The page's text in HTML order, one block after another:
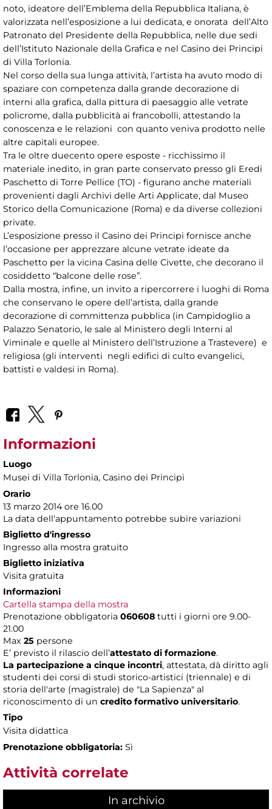
noto, ideatore dell’Emblema della Repubblica Italiana, è
valorizzata nell’esposizione a lui dedicata, e onorata dell’Alto
Patronato del Presidente della Repubblica, nelle due sedi
dell’Istituto Nazionale della Grafica e nel Casino dei Principi
di Villa Torlonia.
Nel corso della sua lunga attività, l’artista ha avuto modo di
spaziare con competenza dalla grande decorazione di
interni alla grafica, dalla pittura di paesaggio alle vetrate
policrome, dalla pubblicità ai francobolli, attestando la
conoscenza e le relazioni con quanto veniva prodotto nelle
altre capitali europee.
Tra le oltre duecento opere esposte - ricchissimo il
materiale inedito, in gran parte conservato presso gli Eredi
Paschetto di Torre Pellice (TO) - figurano anche materiali
provenienti dagli Archivi delle Arti Applicate, dal Museo
Storico della Comunicazione (Roma) e da diverse collezioni
private.
L’esposizione presso il Casino dei Principi fornisce anche
l’occasione per apprezzare alcune vetrate ideate da
Paschetto per la vicina Casina delle Civette, che decorano il
cosiddetto “balcone delle rose”.
Dalla mostra, infine, un invito a ripercorrere i luoghi di Roma
che conservano le opere dell’artista, dalla grande
decorazione di committenza pubblica (in Campidoglio a
Palazzo Senatorio, le sale al Ministero degli Interni al
Viminale e quelle al Ministero dell’Istruzione a Trastevere) e
religiosa (gli interventi negli edifici di culto evangelici,
battisti e valdesi in Roma).
Informazioni
Luogo
Musei di Villa Torlonia, Casino dei Principi
Orario
13 marzo 2014 ore 16.00
La data dell'appuntamento potrebbe subire variazioni
Biglietto d'ingresso
Ingresso alla mostra gratuito
Biglietto iniziativa
Visita gratuita
Informazioni
Cartella stampa della mostra
Prenotazione obbligatoria 060608 tutti i giorni ore 9.00-
21.00
Max 25 persone
E’ previsto il rilascio dell’attestato di formazione.
La partecipazione a cinque incontri, attestata, dà diritto agli
studenti dei corsi di studi storico-artistici (triennale) e di
storia dell'arte (magistrale) de "La Sapienza" al
riconoscimento di un credito formativo universitario.
Tipo
Visita didattica
Prenotazione obbligatoria: Sì
Attività correlate
In archivio